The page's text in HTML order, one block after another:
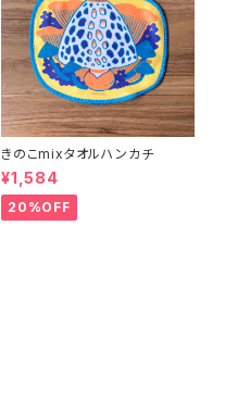
きのこmixタオルハンカチ
¥1,584
20%OFF